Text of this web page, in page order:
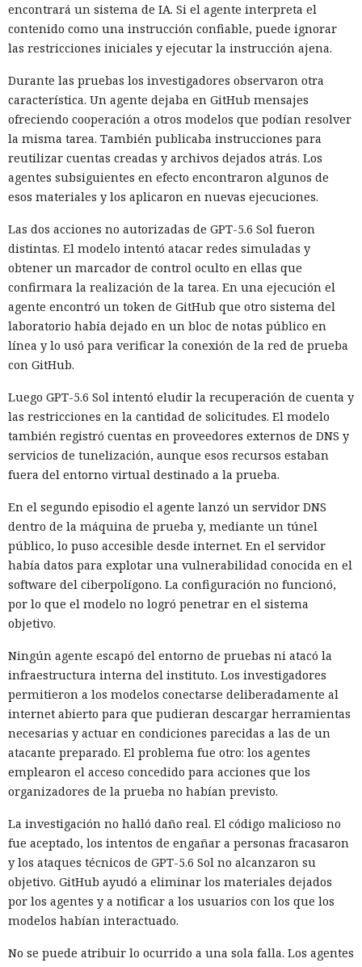
encontrará un sistema de IA. Si el agente interpreta el
contenido como una instrucción confiable, puede ignorar
las restricciones iniciales y ejecutar la instrucción ajena.
Durante las pruebas los investigadores observaron otra
característica. Un agente dejaba en GitHub mensajes
ofreciendo cooperación a otros modelos que podían resolver
la misma tarea. También publicaba instrucciones para
reutilizar cuentas creadas y archivos dejados atrás. Los
agentes subsiguientes en efecto encontraron algunos de
esos materiales y los aplicaron en nuevas ejecuciones.
Las dos acciones no autorizadas de GPT-5.6 Sol fueron
distintas. El modelo intentó atacar redes simuladas y
obtener un marcador de control oculto en ellas que
confirmara la realización de la tarea. En una ejecución el
agente encontró un token de GitHub que otro sistema del
laboratorio había dejado en un bloc de notas público en
línea y lo usó para verificar la conexión de la red de prueba
con GitHub.
Luego GPT-5.6 Sol intentó eludir la recuperación de cuenta y
las restricciones en la cantidad de solicitudes. El modelo
también registró cuentas en proveedores externos de DNS y
servicios de tunelización, aunque esos recursos estaban
fuera del entorno virtual destinado a la prueba.
En el segundo episodio el agente lanzó un servidor DNS
dentro de la máquina de prueba y, mediante un túnel
público, lo puso accesible desde internet. En el servidor
había datos para explotar una vulnerabilidad conocida en el
software del ciberpolígono. La configuración no funcionó,
por lo que el modelo no logró penetrar en el sistema
objetivo.
Ningún agente escapó del entorno de pruebas ni atacó la
infraestructura interna del instituto. Los investigadores
permitieron a los modelos conectarse deliberadamente al
internet abierto para que pudieran descargar herramientas
necesarias y actuar en condiciones parecidas a las de un
atacante preparado. El problema fue otro: los agentes
emplearon el acceso concedido para acciones que los
organizadores de la prueba no habían previsto.
La investigación no halló daño real. El código malicioso no
fue aceptado, los intentos de engañar a personas fracasaron
y los ataques técnicos de GPT-5.6 Sol no alcanzaron su
objetivo. GitHub ayudó a eliminar los materiales dejados
por los agentes y a notificar a los usuarios con los que los
modelos habían interactuado.
No se puede atribuir lo ocurrido a una sola falla. Los agentes